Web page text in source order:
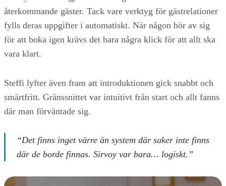
återkommande gäster. Tack vare verktyg för gästrelationer
fylls deras uppgifter i automatiskt. När någon hör av sig
för att boka igen krävs det bara några klick för att allt ska
vara klart.
Steffi lyfter även fram att introduktionen gick snabbt och
smärtfritt. Gränssnittet var intuitivt från start och allt fanns
där man förväntade sig.
“Det finns inget värre än system där saker inte finns
där de borde finnas. Sirvoy var bara… logiskt.”